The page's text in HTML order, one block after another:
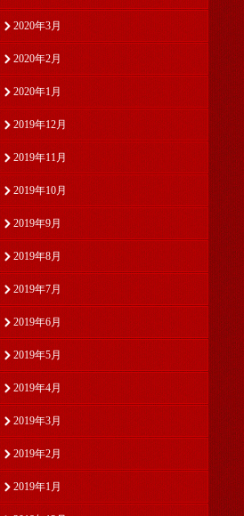
2020年3月
2020年2月
2020年1月
2019年12月
2019年11月
2019年10月
2019年9月
2019年8月
2019年7月
2019年6月
2019年5月
2019年4月
2019年3月
2019年2月
2019年1月